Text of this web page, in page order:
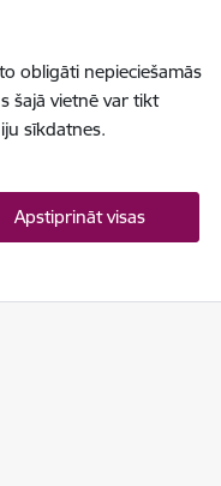
obligāti nepieciešamās
šajā vietnē var tikt
sīkdatnes.
Apstiprināt visas